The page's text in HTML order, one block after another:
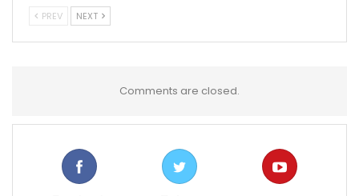
PREV NEXT
Comments are closed.